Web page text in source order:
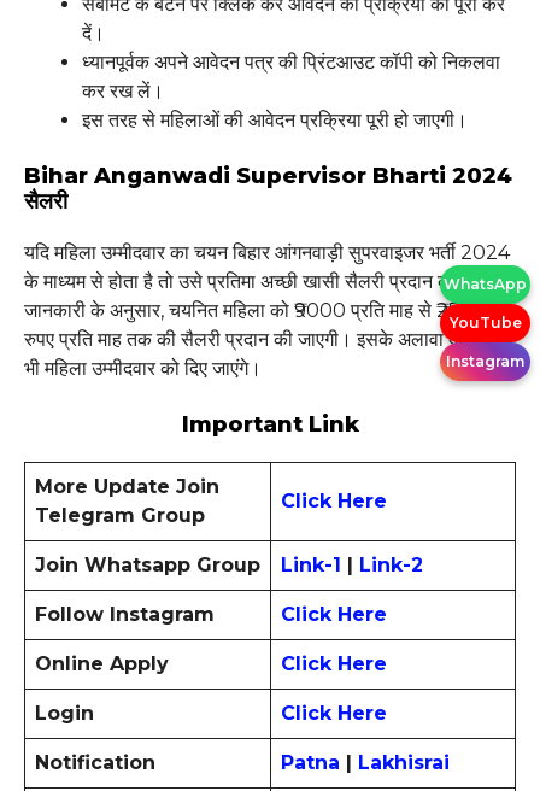
सबमिट के बटन पर क्लिक कर आवेदन की प्रक्रिया को पूरा कर
दें।
ध्यानपूर्वक अपने आवेदन पत्र की प्रिंटआउट कॉपी को निकलवा
कर रख लें।
इस तरह से महिलाओं की आवेदन प्रक्रिया पूरी हो जाएगी।
Bihar Anganwadi Supervisor Bharti 2024
सैलरी
यदि महिला उम्मीदवार का चयन बिहार आंगनवाड़ी सुपरवाइजर भर्ती 2024
के माध्यम से होता है तो उसे प्रतिमा अच्छी खासी सैलरी प्रदान की जाएगी।
जानकारी के अनुसार, चयनित महिला को ₹9000 प्रति माह से ₹25000
रुपए प्रति माह तक की सैलरी प्रदान की जाएगी। इसके अलावा अन्य भत्ते
भी महिला उम्मीदवार को दिए जाएंगे।
Important Link
More Update Join
Telegram Group
Click Here
Join Whatsapp Group Link-1 Link-2
Follow Instagram Click Here
Online Apply Click Here
Login Click Here
Notification Patna Lakhisrai
WhatsApp
YouTube
Instagram